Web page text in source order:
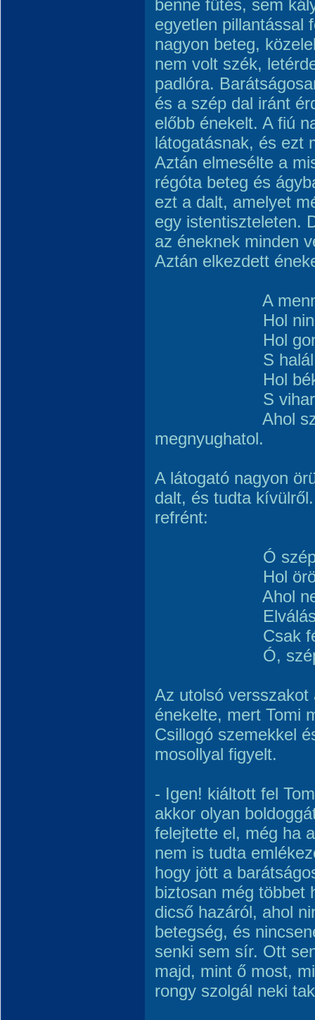
benne fűtés, sem
egyetlen pillantással
nagyon beteg,
nem volt szék,
padlóra.
és a szép dal iránt
előbb énekelt. A fiú
látogatásnak, és ezt
Aztán elmesélte a
régóta beteg és
ezt a dalt, amelyet
egy istentiszteleten.
az éneknek minden
Aztán elkezdett
A
Hol nincsen
Hol gond
S halál
Hol béke
S vihar
Ahol
megnyughatol.
A látogató nagyon
dalt, és tudta
refrént:
Ó szép
Hol öröklét
Ahol nem
Elválás,
Csak fény s
Ó, szép
Az utolsó versszakot
énekelte, mert Tomi
Csillogó szemekkel
mosollyal figyelt.
- Igen! kiáltott fel
akkor olyan
felejtette el, még ha
nem is tudta
hogy jött a
biztosan még többet
dicső hazáról, ahol
betegség, és
senki sem sír. Ott
majd, mint ő most,
rongy szolgál neki